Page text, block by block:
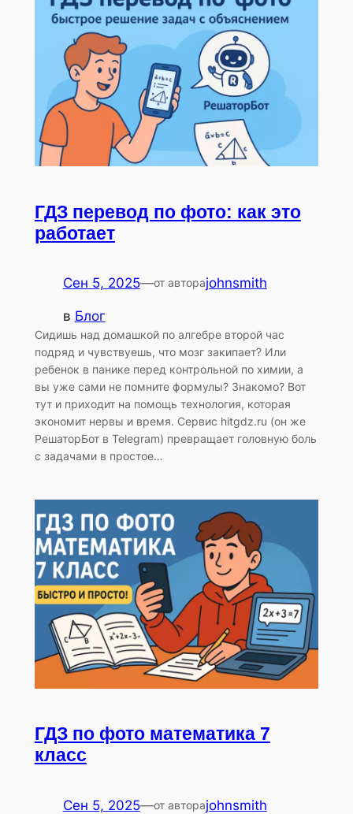
ГДЗ перевод по фото: как это
работает
Сен 5, 2025—от автораjohnsmith
в Блог
Сидишь над домашкой по алгебре второй час
подряд и чувствуешь, что мозг закипает? Или
ребенок в панике перед контрольной по химии, а
вы уже сами не помните формулы? Знакомо? Вот
тут и приходит на помощь технология, которая
экономит нервы и время. Сервис hitgdz.ru (он же
РешаторБот в Telegram) превращает головную боль
с задачами в простое…
ГДЗ по фото математика 7
класс
Сен 5, 2025—от автораjohnsmith